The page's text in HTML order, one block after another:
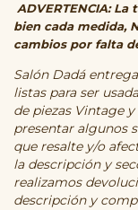
ADVERTENCIA:
bien cada medida,
cambios por falta
Salón Dadá
listas para ser
de piezas Vintage
presentar algunos
que resalte y/o
la descripción y
realizamos
descripción y